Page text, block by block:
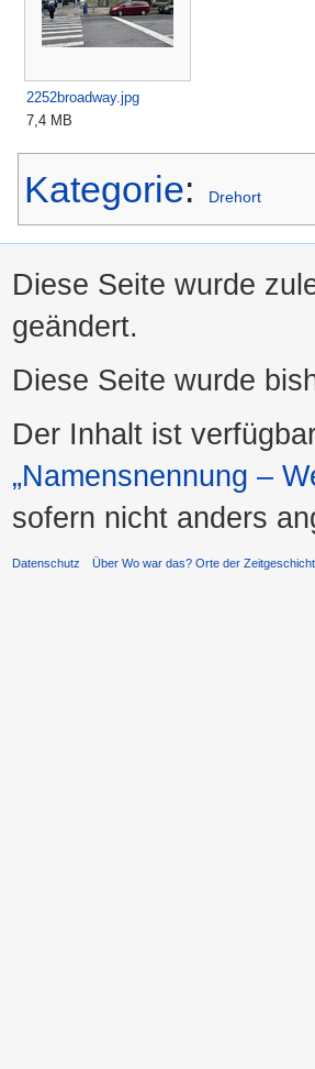
2252broadway.jpg
7,4 MB
Kategorie: Drehort
Diese Seite wurde
geändert.
Diese Seite wurde
Der Inhalt ist
„Namensnennung –
sofern nicht anders
Datenschutz Über Wo war das? Orte der